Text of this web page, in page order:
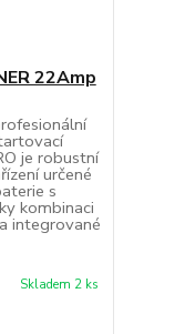
22Amp
je robustní
určené
s
kombinaci
integrované
Skladem 2 ks